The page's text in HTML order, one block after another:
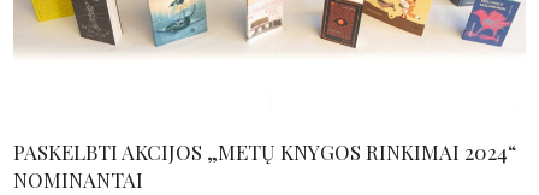
PASKELBTI AKCIJOS „METŲ KNYGOS RINKIMAI 2024“
NOMINANTAI